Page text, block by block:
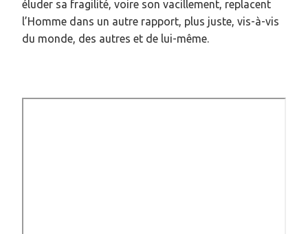
éluder sa fragilité, voire son vacillement, replacent
l’Homme dans un autre rapport, plus juste, vis-à-vis
du monde, des autres et de lui-même.